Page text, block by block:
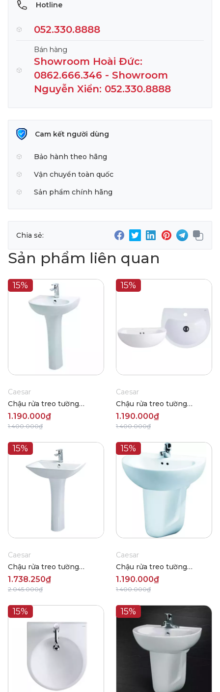
Hotline
052.330.8888
Bán hàng
Showroom Hoài Đức:
0862.666.346 - Showroom
Nguyễn Xiển: 052.330.8888
Cam kết người dùng
Bảo hành theo hãng
Vận chuyển toàn quốc
Sản phẩm chính hãng
Chia sẻ:
Sản phẩm liên quan
15%
Caesar
Chậu rửa treo tường
Caesar L2152+P2445
1.190.000₫
1.400.000₫
15%
Caesar
Chậu rửa treo tường
Caesar L2150-P2445
1.190.000₫
1.400.000₫
15%
Caesar
Chậu rửa treo tường
Caesar L2365-P2445
1.738.250₫
2.045.000₫
15%
Caesar
Chậu rửa treo tường
Caesar L2150-P2441
1.190.000₫
1.400.000₫
15% 15%